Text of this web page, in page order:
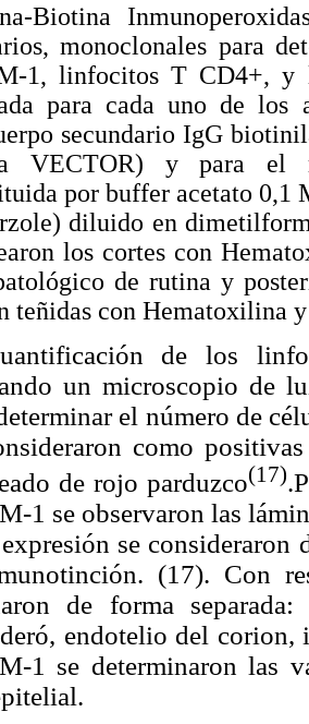
Biotina
monoclonales para
1, linfocitos T CD4+,
para cada uno de los
secundario IgG
VECTOR) y para el
por buffer acetato
diluido en
los cortes con
de rutina y
teñidas con Hematoxilina
de los
un microscopio de
el número de
como
de rojo parduzco(17)
1 se observaron las
se
(17). Con
de forma
endotelio del
1 se determinaron las